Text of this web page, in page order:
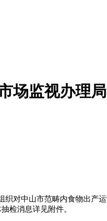
场监视办理
中山市范畴内食物出产运
检消息详见附件。